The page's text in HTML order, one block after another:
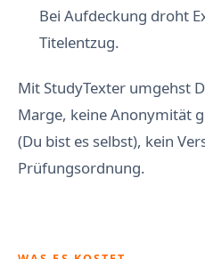
Bei Aufdeckung droht
Titelentzug.
Mit StudyTexter umgehst
Marge, keine Anonymität
(Du bist es selbst), kein
Prüfungsordnung.